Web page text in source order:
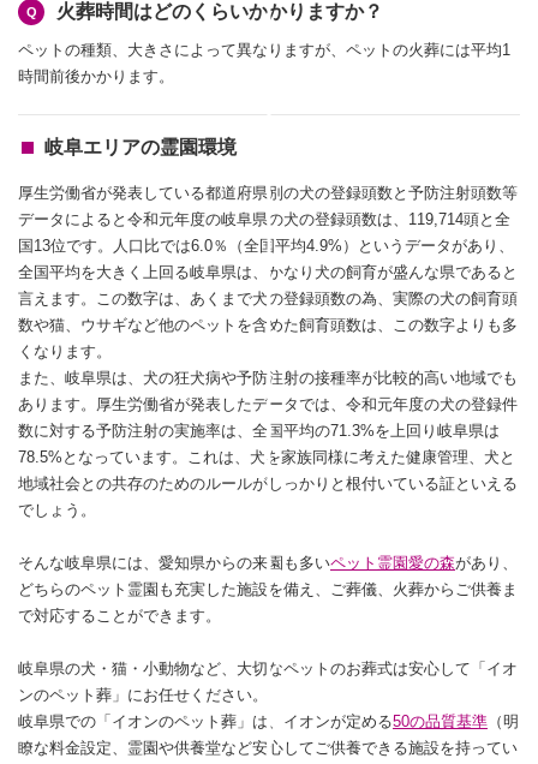
火葬時間はどのくらいかかりますか？
ペットの種類、大きさによって異なりますが、ペットの火葬には平均1
時間前後かかります。
岐阜エリアの霊園環境
厚生労働省が発表している都道府県別の犬の登録頭数と予防注射頭数等
データによると令和元年度の岐阜県の犬の登録頭数は、119,714頭と全
国13位です。人口比では6.0％（全国平均4.9%）というデータがあり、
全国平均を大きく上回る岐阜県は、かなり犬の飼育が盛んな県であると
言えます。この数字は、あくまで犬の登録頭数の為、実際の犬の飼育頭
数や猫、ウサギなど他のペットを含めた飼育頭数は、この数字よりも多
くなります。
また、岐阜県は、犬の狂犬病や予防注射の接種率が比較的高い地域でも
あります。厚生労働省が発表したデータでは、令和元年度の犬の登録件
数に対する予防注射の実施率は、全国平均の71.3%を上回り岐阜県は
78.5%となっています。これは、犬を家族同様に考えた健康管理、犬と
地域社会との共存のためのルールがしっかりと根付いている証といえる
でしょう。
そんな岐阜県には、愛知県からの来園も多いペット霊園愛の森があり、
どちらのペット霊園も充実した施設を備え、ご葬儀、火葬からご供養ま
で対応することができます。
岐阜県の犬・猫・小動物など、大切なペットのお葬式は安心して「イオ
ンのペット葬」にお任せください。
岐阜県での「イオンのペット葬」は、イオンが定める50の品質基準 （明
瞭な料金設定、霊園や供養堂など安心してご供養できる施設を持ってい